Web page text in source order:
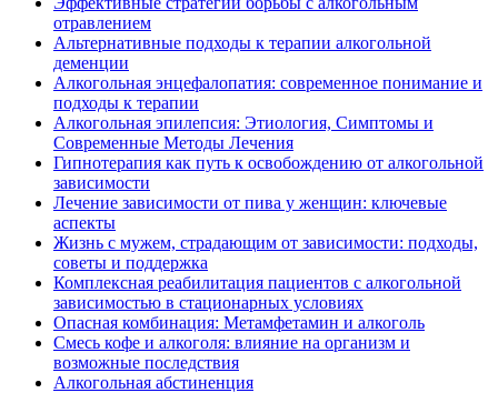
отравлением
Альтернативные подходы к терапии алкогольной
деменции
Алкогольная энцефалопатия: современное понимание и
подходы к терапии
Алкогольная эпилепсия: Этиология, Симптомы и
Современные Методы Лечения
Гипнотерапия как путь к освобождению от алкогольной
зависимости
Лечение зависимости от пива у женщин: ключевые
аспекты
Жизнь с мужем, страдающим от зависимости: подходы,
советы и поддержка
Комплексная реабилитация пациентов с алкогольной
зависимостью в стационарных условиях
Опасная комбинация: Метамфетамин и алкоголь
Смесь кофе и алкоголя: влияние на организм и
возможные последствия
Алкогольная абстиненция